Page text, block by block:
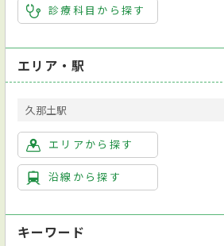
診療科目から探す
エリア・駅
久那土駅
エリアから探す
沿線から探す
キーワード